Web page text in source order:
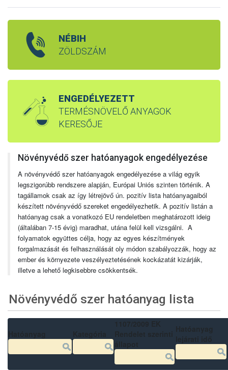
NÉBIH
ZÖLDSZÁM
ENGEDÉLYEZETT
TERMÉSNÖVELŐ ANYAGOK
KERESŐJE
Növényvédő szer hatóanyagok engedélyezése
A növényvédő szer hatóanyagok engedélyezése a világ egyik
legszigorúbb rendszere alapján, Európai Uniós szinten történik. A
tagállamok csak az így létrejövő ún. pozitív lista hatóanyagaiból
készített növényvédő szereket engedélyezhetik. A pozitív listán a
hatóanyag csak a vonatkozó EU rendeletben meghatározott ideig
(általában 7-15 évig) maradhat, utána felül kell vizsgálni. A
folyamatok együttes célja, hogy az egyes készítmények
forgalmazását és felhasználását oly módon szabályozzák, hogy az
ember és környezete veszélyeztetésének kockázatát kizárják,
illetve a lehető legkisebbre csökkentsék.
Növényvédő szer hatóanyag lista